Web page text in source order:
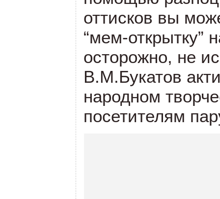
оттисков вы
“мем-открытку”
осторожно, не
В.М.Букатов
народном
посетителям